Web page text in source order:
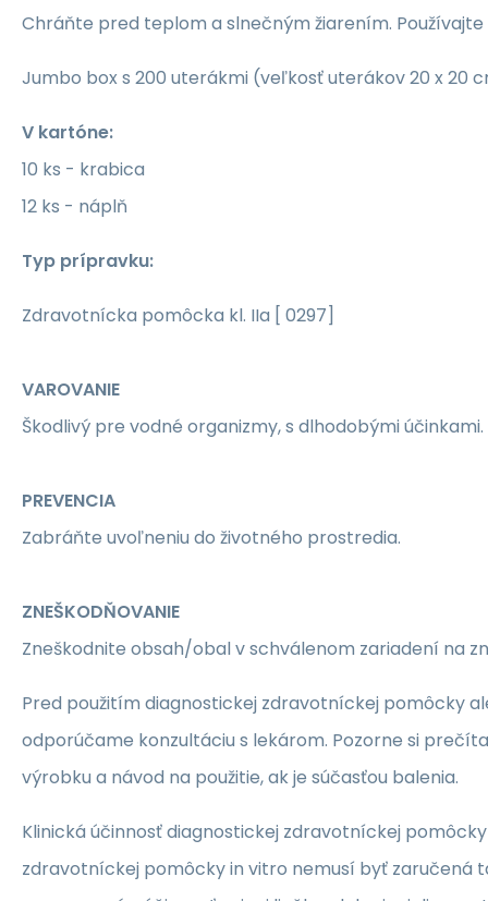
Chráňte pred teplom a slnečným žiarením.
Jumbo box s 200 uterákmi (veľkosť uterákov 20 x 20
V kartóne:
10 ks - krabica
12 ks - náplň
Typ prípravku:
Zdravotnícka pomôcka kl. IIa [ 0297]
VAROVANIE
Škodlivý pre vodné organizmy, s dlhodobými účinkami.
PREVENCIA
Zabráňte uvoľneniu do životného prostredia.
ZNEŠKODŇOVANIE
Zneškodnite obsah/obal v schválenom zariadení na
Pred použitím diagnostickej zdravotníckej pomôcky
odporúčame konzultáciu s lekárom. Pozorne si
výrobku a návod na použitie, ak je súčasťou balenia.
Klinická účinnosť diagnostickej zdravotníckej
zdravotníckej pomôcky in vitro nemusí byť zaručená